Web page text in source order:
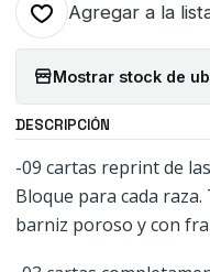
Agregar a la
Mostrar stock de
DESCRIPCIÓN
-09 cartas reprint de
Bloque para cada
barniz poroso y con